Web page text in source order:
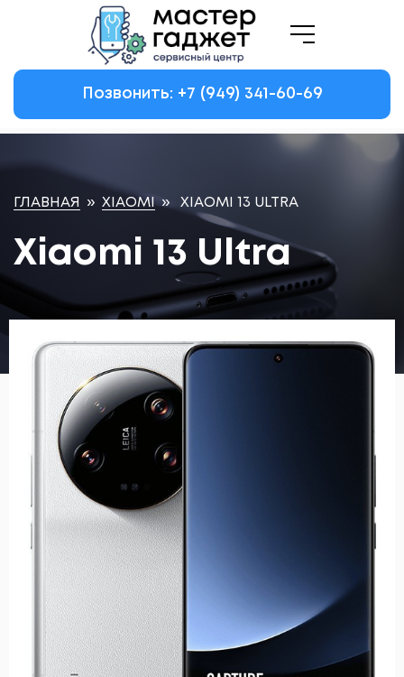
Позвонить: +7 (949) 341-60-69
ГЛАВНАЯ » XIAOMI » XIAOMI 13 ULTRA
Xiaomi 13 Ultra